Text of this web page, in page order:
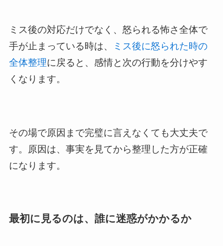
ミス後の対応だけでなく、怒られる怖さ全体で
手が止まっている時は、
ミス後に怒られた時の
全体整理に戻ると、感情と次の行動を分けやす
くなります。
その場で原因まで完璧に言えなくても大丈夫で
す。原因は、事実を見てから整理した方が正確
になります。
最初に見るのは、誰に迷惑がかかるか